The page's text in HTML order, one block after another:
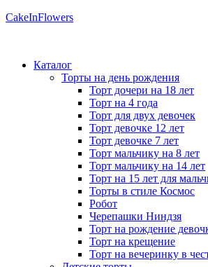
CakeInFlowers
Каталог
Торты на день рождения
Торт дочери на 18 лет
Торт на 4 года
Торт для двух девочек
Торт девочке 12 лет
Торт девочке 7 лет
Торт мальчику на 8 лет
Торт мальчику на 14 лет
Торт на 15 лет для
Торты в стиле Космос
Робот
Черепашки Ниндзя
Торт на рождение
Торт на крещение
Торт на вечеринку в